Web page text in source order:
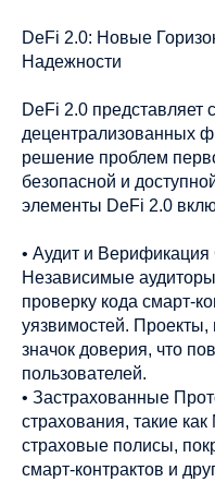
DeFi 2.0: Новые
Надежности
DeFi 2.0 представляет
децентрализованных
решение проблем
безопасной и
элементы DeFi 2.0
• Аудит и Верификация
Независимые
проверку кода смарт-
уязвимостей.
значок доверия, что
пользователей.
• Застрахованные
страхования, такие
страховые полисы,
смарт-контрактов и